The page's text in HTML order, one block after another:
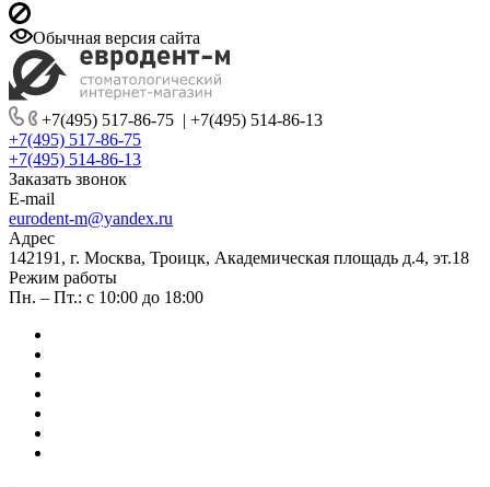
Обычная версия сайта
+7(495) 517-86-75 | +7(495) 514-86-13
+7(495) 517-86-75
+7(495) 514-86-13
Заказать звонок
E-mail
eurodent-m@yandex.ru
Адрес
142191, г. Москва, Троицк, Академическая площадь д.4, эт.18
Режим работы
Пн. – Пт.: с 10:00 до 18:00